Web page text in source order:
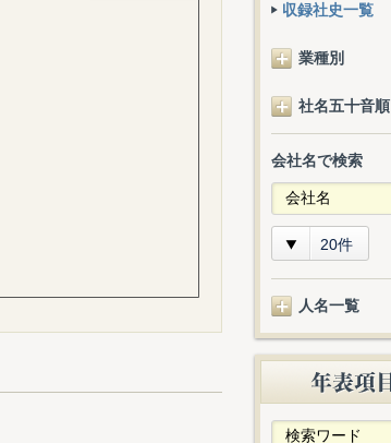
収録社史一覧
業種別
社名五十音順
会社名で検索
20件
人名一覧